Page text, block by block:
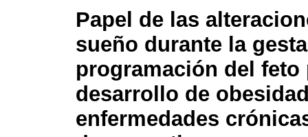
Papel de las
sueño durante la
programación del feto
desarrollo de
enfermedades